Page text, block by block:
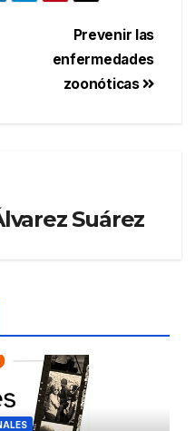
Prevenir las
enfermedades
zoonóticas
Suárez